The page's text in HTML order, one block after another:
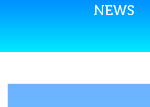
NEWS